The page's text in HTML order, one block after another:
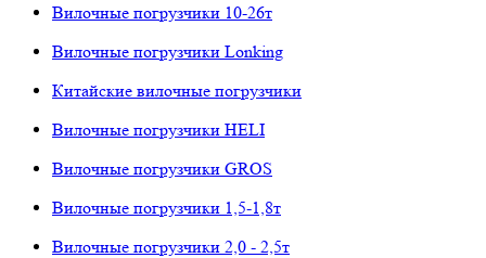
Вилочные погрузчики 10-26т
Вилочные погрузчики Lonking
Китайские вилочные погрузчики
Вилочные погрузчики HELI
Вилочные погрузчики GROS
Вилочные погрузчики 1,5-1,8т
Вилочные погрузчики 2,0 - 2,5т